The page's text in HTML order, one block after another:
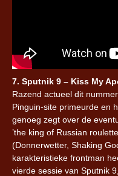
7. Sputnik 9 – Kiss My
Razend actueel dit
Pinguin-site primeurde en
genoeg zegt over de
’the king of Russian
(Donnerwetter, Shaking
karakteristieke frontman
vierde sessie van Sputnik